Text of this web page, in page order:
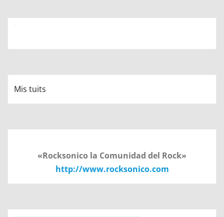
Mis tuits
«Rocksonico la Comunidad del Rock»
http://www.rocksonico.com